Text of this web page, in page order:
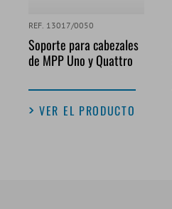
REF. 13017/0050
Soporte para cabezales
de MPP Uno y Quattro
VER EL PRODUCTO